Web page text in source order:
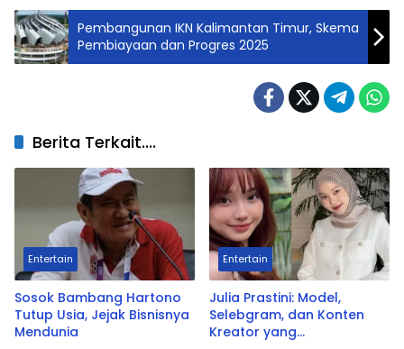
Pembangunan IKN Kalimantan Timur, Skema
Pembiayaan dan Progres 2025
Berita Terkait....
Entertain
Sosok Bambang Hartono
Tutup Usia, Jejak Bisnisnya
Mendunia
Entertain
Julia Prastini: Model,
Selebgram, dan Konten
Kreator yang